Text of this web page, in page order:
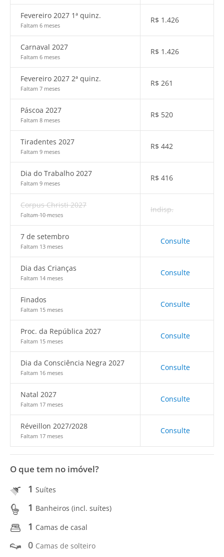
Fevereiro 2027 1ª quinz.
Faltam 6 meses
R$ 1.426
Carnaval 2027
Faltam 6 meses
R$ 1.426
Fevereiro 2027 2ª quinz.
Faltam 7 meses
R$ 261
Páscoa 2027
Faltam 8 meses
R$ 520
Tiradentes 2027
Faltam 9 meses
R$ 442
Dia do Trabalho 2027
Faltam 9 meses
R$ 416
Corpus Christi 2027
Faltam 10 meses
Indisp.
7 de setembro
Faltam 13 meses
Consulte
Dia das Crianças
Faltam 14 meses
Consulte
Finados
Faltam 15 meses
Consulte
Proc. da República 2027
Faltam 15 meses
Consulte
Dia da Consciência Negra 2027
Faltam 16 meses
Consulte
Natal 2027
Faltam 17 meses
Consulte
Réveillon 2027/2028
Faltam 17 meses
Consulte
O que tem no imóvel?
1 Suítes
1 Banheiros (incl. suítes)
1 Camas de casal
0 Camas de solteiro